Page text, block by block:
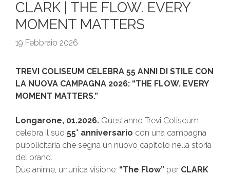
CLARK | THE FLOW. EVERY
MOMENT MATTERS
19 Febbraio 2026
TREVI COLISEUM CELEBRA 55 ANNI DI STILE CON
LA NUOVA CAMPAGNA 2026: “THE FLOW. EVERY
MOMENT MATTERS.”
Longarone, 01.2026. Quest’anno Trevi Coliseum
celebra il suo 55° anniversario con una campagna
pubblicitaria che segna un nuovo capitolo nella storia
del brand.
Due anime, un’unica visione: “The Flow” per CLARK